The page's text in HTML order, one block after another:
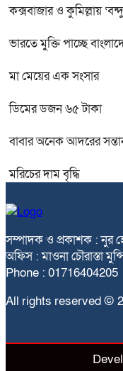
কক্সবাজার ও কুমিল্লায়
ভারতে মুক্তি পাচ্ছে
মা মেয়ের এক সংসার
ডিমের ডজন ৬৫ টাকা
বাবার অনেক আদরের
মরিচের দাম বৃদ্ধি
সম্পাদক ও প্রকাশক : নুর
অফিস : মাওনা চৌরাস্তা
Phone : 01716404205
All rights reserved ©